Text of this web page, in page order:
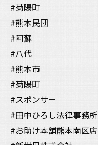
#菊陽町
#熊本民団
#阿蘇
#八代
#熊本市
#菊陽町
#スポンサー
#田中ひろし法律事務所
#お助け本舗熊本南区店